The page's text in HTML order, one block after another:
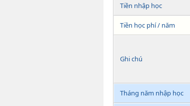
Tiền nhập học
Tiền học phí / năm
Ghi chú
Tháng năm nhập học